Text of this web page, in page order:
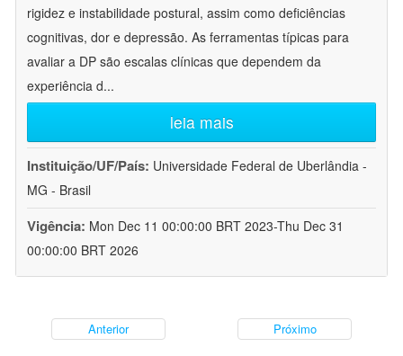
rigidez e instabilidade postural, assim como deficiências
cognitivas, dor e depressão. As ferramentas típicas para
avaliar a DP são escalas clínicas que dependem da
experiência d...
leia mais
Instituição/UF/País: Universidade Federal de Uberlândia -
MG - Brasil
Vigência: Mon Dec 11 00:00:00 BRT 2023-Thu Dec 31
00:00:00 BRT 2026
Anterior Próximo